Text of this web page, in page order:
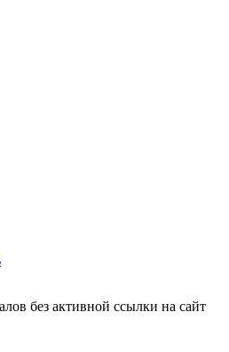
без активной ссылки на сайт